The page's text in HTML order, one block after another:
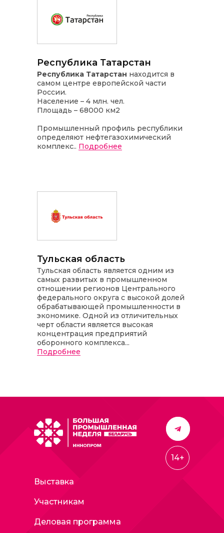
Республика Татарстан
Республика Татарстан находится в
самом центре европейской части
России.
Население – 4 млн. чел.
Площадь – 68000 км2
Промышленный профиль республики
определяют нефтегазохимический
комплекс.. Подробнее
Тульская область
Тульская область является одним из
самых развитых в промышленном
отношении регионов Центрального
федерального округа с высокой долей
обрабатывающей промышленности в
экономике. Одной из отличительных
черт области является высокая
концентрация предприятий
оборонного комплекса...
Подробнее
Выставка
Участникам
Деловая программа
14+